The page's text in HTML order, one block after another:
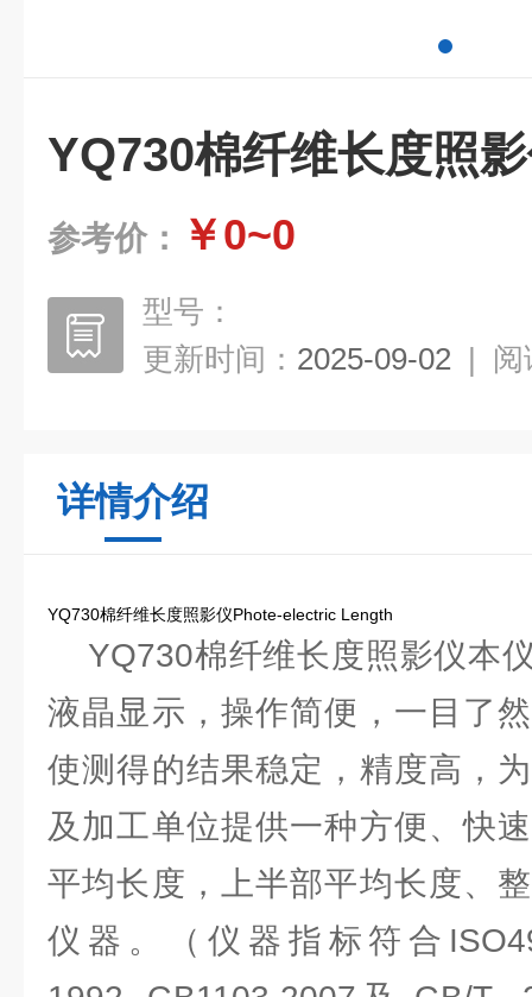
YQ730棉纤维长度照
参考价： ￥0~0
型号：
更新时间： 2025-09-02 | 阅
详情介绍
YQ730棉纤维长度照影仪Phote-electric Length
YQ730棉纤维长度照影仪本
液晶显示，操作简便，一目了
使测得的结果稳定，精度高，
及加工单位提供一种方便、快
平均长度，上半部平均长度、
仪器。（仪器指标符合